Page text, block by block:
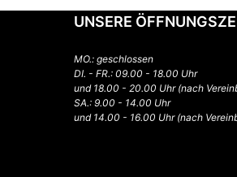
UNSERE
MO.: geschlossen
DI. - FR.: 09.00 - 18.00 Uhr
und 18.00 - 20.00 Uhr (nach
SA.: 9.00 - 14.00 Uhr
und 14.00 - 16.00 Uhr (nach